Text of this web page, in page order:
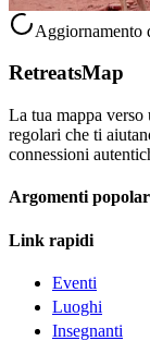
RetreatsMap
La tua mappa
regolari che ti
connessioni
Argomenti
Link rapidi
Eventi
Luoghi
Insegnanti